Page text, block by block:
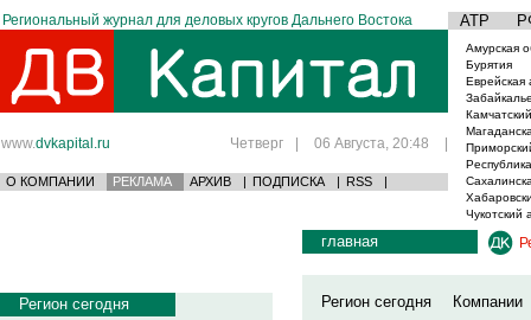
Региональный журнал для деловых кругов Дальнего Востока АТР
www.dvkapital.ru Четверг | 06 Августа, 20:48 |
О КОМПАНИИ РЕКЛАМА АРХИВ | ПОДПИСКА | RSS |
Амурская
Бурятия
Еврейская
Чукотский
Регион сегодня
главная
Регион сегодня
Компании